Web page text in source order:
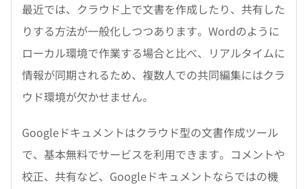
最近では、クラウド上で文書を作成したり、共有した
りする方法が一般化しつつあります。Wordのように
ローカル環境で作業する場合と比べ、リアルタイムに
情報が同期されるため、複数人での共同編集にはクラ
ウド環境が欠かせません。
Googleドキュメントはクラウド型の文書作成ツール
で、基本無料でサービスを利用できます。コメントや
校正、共有など、Googleドキュメントならではの機